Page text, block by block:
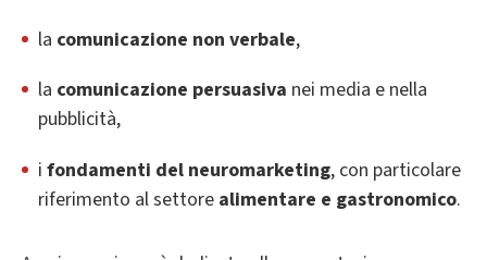
la comunicazione non verbale,
la comunicazione persuasiva nei media e nella
pubblicità,
i fondamenti del neuromarketing, con particolare
riferimento al settore alimentare e gastronomico.